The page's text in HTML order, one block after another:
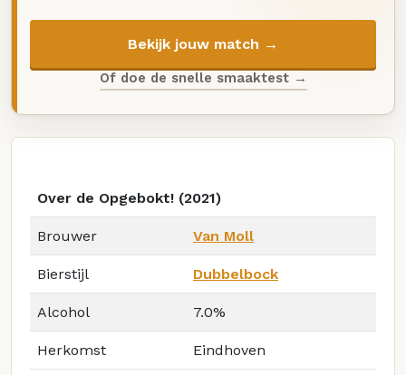
Bekijk jouw match →
Of doe de snelle smaaktest →
Over de Opgebokt! (2021)
Brouwer Van Moll
Bierstijl Dubbelbock
Alcohol 7.0%
Herkomst Eindhoven